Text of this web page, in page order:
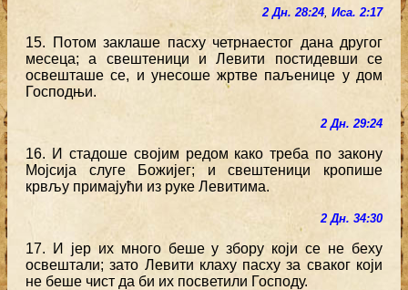
2 Дн. 28:24, Иса. 2:17
15. Потом заклаше пасху четрнаестог дана другог
месеца; а свештеници и Левити постидевши се
освешташе се, и унесоше жртве паљенице у дом
Господњи.
2 Дн. 29:24
16. И стадоше својим редом како треба по закону
Мојсија слуге Божијег; и свештеници кропише
крвљу примајући из руке Левитима.
2 Дн. 34:30
17. И јер их много беше у збору који се не беху
освештали; зато Левити клаху пасху за сваког који
не беше чист да би их посветили Господу.